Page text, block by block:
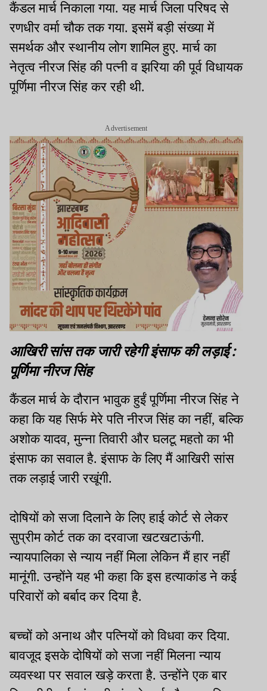
कैंडल मार्च निकाला गया. यह मार्च जिला परिषद से
रणधीर वर्मा चौक तक गया. इसमें बड़ी संख्या में
समर्थक और स्थानीय लोग शामिल हुए. मार्च का
नेतृत्व नीरज सिंह की पत्नी व झरिया की पूर्व विधायक
पूर्णिमा नीरज सिंह कर रही थी.
Advertisement
आखिरी सांस तक जारी रहेगी इंसाफ की लड़ाई :
पूर्णिमा नीरज सिंह
कैंडल मार्च के दौरान भावुक हुईं पूर्णिमा नीरज सिंह ने
कहा कि यह सिर्फ मेरे पति नीरज सिंह का नहीं, बल्कि
अशोक यादव, मुन्ना तिवारी और घलटू महतो का भी
इंसाफ का सवाल है. इंसाफ के लिए मैं आखिरी सांस
तक लड़ाई जारी रखूंगी.
दोषियों को सजा दिलाने के लिए हाई कोर्ट से लेकर
सुप्रीम कोर्ट तक का दरवाजा खटखटाऊंगी.
न्यायपालिका से न्याय नहीं मिला लेकिन मैं हार नहीं
मानूंगी. उन्होंने यह भी कहा कि इस हत्याकांड ने कई
परिवारों को बर्बाद कर दिया है.
बच्चों को अनाथ और पत्नियों को विधवा कर दिया.
बावजूद इसके दोषियों को सजा नहीं मिलना न्याय
व्यवस्था पर सवाल खड़े करता है. उन्होंने एक बार